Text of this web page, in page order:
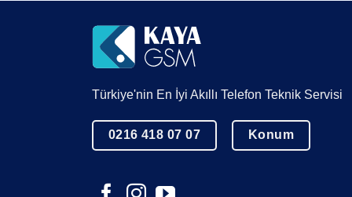
Türkiye'nin En İyi Akıllı Telefon Teknik Servisi
0216 418 07 07 Konum